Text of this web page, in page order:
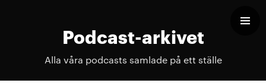
Podcast-arkivet
Alla våra podcasts samlade på ett ställe